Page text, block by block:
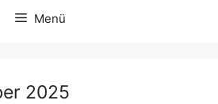
Menü
2025